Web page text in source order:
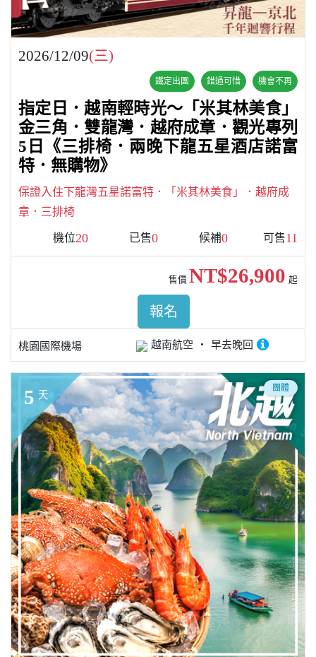
2026/12/09(三)
鐵定出團 錯過可惜 機會不再
指定日．越南輕時光～「米其林美食」
金三角．雙龍灣．越府成章．觀光專列
5日《三排椅．兩晚下龍五星酒店諾富
特．無購物》
保證入住下龍灣五星諾富特．「米其林美食」．越府成
章．三排椅
機位20 已售0 候補0 可售11
桃園國際機場 越南航空 早去晚回
售價 NT$26,900 起
報名
5 天
團體